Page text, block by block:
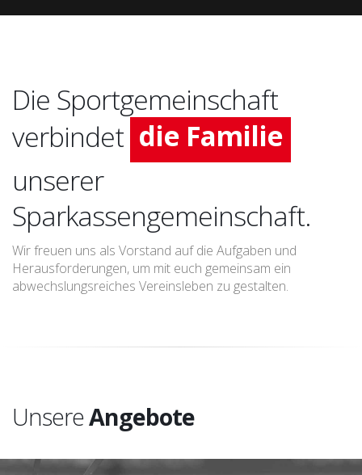
Die Sportgemeinschaft
verbindet
die Arbeit
die Familie
den Sport
unserer
Sparkassengemeinschaft.
Wir freuen uns als Vorstand auf die Aufgaben und
Herausforderungen, um mit euch gemeinsam ein
abwechslungsreiches Vereinsleben zu gestalten.
UnsereAngebote